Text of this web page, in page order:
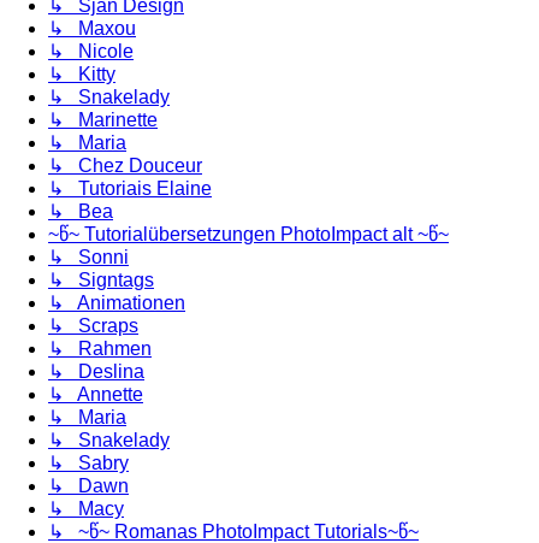
↳ Sjan Design
↳ Maxou
↳ Nicole
↳ Kitty
↳ Snakelady
↳ Marinette
↳ Maria
↳ Chez Douceur
↳ Tutoriais Elaine
↳ Bea
~წ~ Tutorialübersetzungen PhotoImpact alt ~წ~
↳ Sonni
↳ Signtags
↳ Animationen
↳ Scraps
↳ Rahmen
↳ Deslina
↳ Annette
↳ Maria
↳ Snakelady
↳ Sabry
↳ Dawn
↳ Macy
↳ ~წ~ Romanas PhotoImpact Tutorials~წ~